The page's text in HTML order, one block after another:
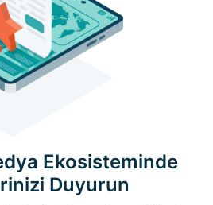
Ekosisteminde
Duyurun